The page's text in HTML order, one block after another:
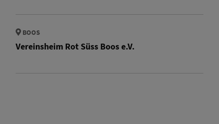
BOOS
Vereinsheim Rot Süss Boos e.V.